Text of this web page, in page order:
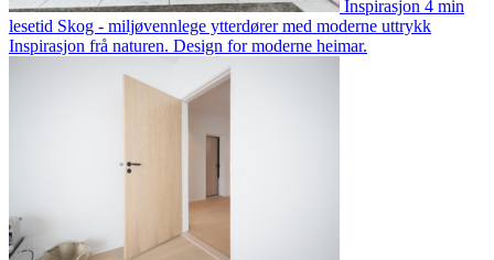
Inspirasjon 4 min
lesetid Skog - miljøvennlege ytterdører med moderne uttrykk
Inspirasjon frå naturen. Design for moderne heimar.